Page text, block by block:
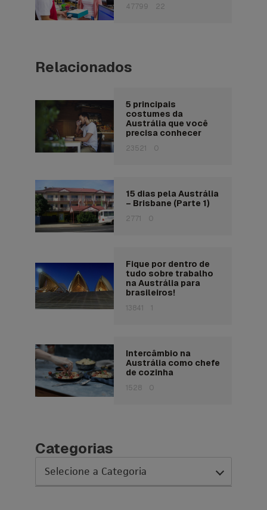
47799 22
Relacionados
5 principais
costumes da
Austrália que você
precisa conhecer
23521 0
15 dias pela Austrália
– Brisbane (Parte 1)
2771 0
Fique por dentro de
tudo sobre trabalho
na Austrália para
brasileiros!
13841 1
Intercâmbio na
Austrália como chefe
de cozinha
1528 0
Categorias